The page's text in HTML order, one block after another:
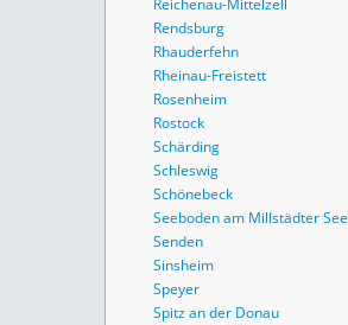
Reichenau-Mittelzell
Rendsburg
Rhauderfehn
Rheinau-Freistett
Rosenheim
Rostock
Schärding
Schleswig
Schönebeck
Seeboden am Millstädter See
Senden
Sinsheim
Speyer
Spitz an der Donau